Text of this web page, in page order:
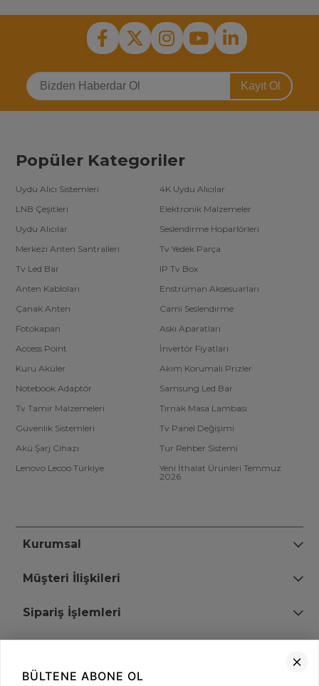
Kayıt Ol
Popüler Kategoriler
Uydu Alıcı Sistemleri
4K Uydu Alıcılar
LNB Çeşitleri
Elektronik Malzemeler
Uydu Alıcılar
Seslendirme Hoparlörleri
Merkezi Anten Santralleri
Tv Yedek Parça
Tv Led Bar
IP Tv Box
Anten Kabloları
Enstrüman Aksesuarları
Çanak Anten
Cami Seslendirme
Fotokapan
Askı Aparatları
Access Point
İnvertör Fiyatları
Kuru Aküler
Akım Korumalı Prizler
Notebook Adaptör
Samsung Led Bar
Tv Tamir Malzemeleri
Tırnak Masa Lambası
Güvenlik Sistemleri
Tv Panel Değişimi
Akü Şarj Cihazı
Tur Rehber Sistemi
Lenovo Lecoo Türkiye
Yeni İthalat Ürünleri Temmuz
2026
Kurumsal
Müşteri İlişkileri
Sipariş İşlemleri
+90 (850) 473 08 08
BÜLTENE ABONE OL